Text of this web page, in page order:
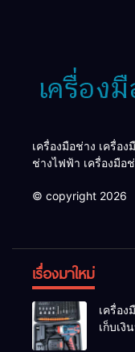
เครื่องมือช่าง เครื่อ
ช่างไฟฟ้า เครื่องมือ
© copyright 2026
เรื่องมาใหม่
เครื่อง
เก็บเงิ